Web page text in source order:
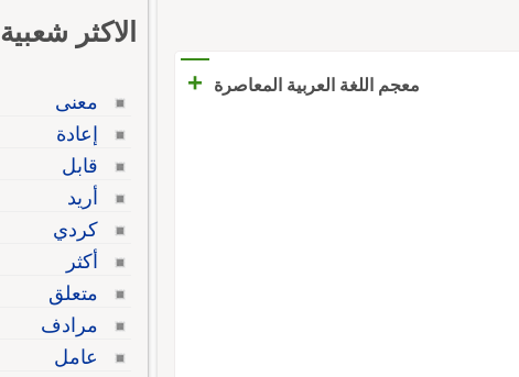
معجم اللغة العربية المعاصرة +
الاكثر شعبية
معنى
إعادة
قابل
أريد
كردي
أكثر
متعلق
مرادف
عامل